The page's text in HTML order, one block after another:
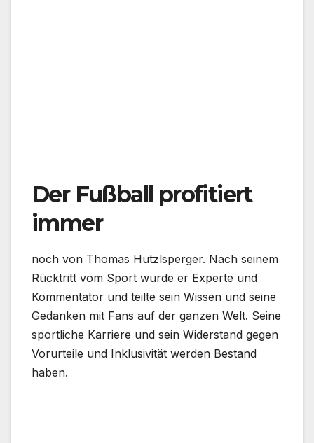
Der Fußball profitiert
immer
noch von Thomas Hutzlsperger. Nach seinem
Rücktritt vom Sport wurde er Experte und
Kommentator und teilte sein Wissen und seine
Gedanken mit Fans auf der ganzen Welt. Seine
sportliche Karriere und sein Widerstand gegen
Vorurteile und Inklusivität werden Bestand
haben.